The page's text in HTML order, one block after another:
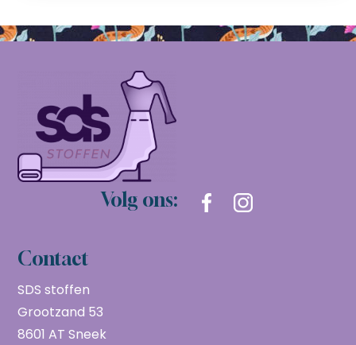
Volg ons:
Contact
SDS stoffen
Grootzand 53
8601 AT Sneek